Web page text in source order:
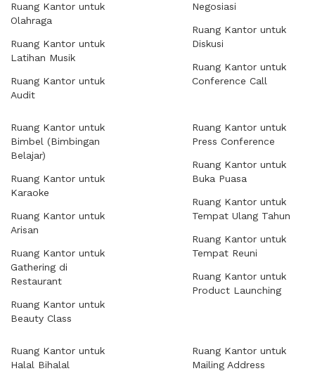
Ruang Kantor untuk
Olahraga
Ruang Kantor untuk
Latihan Musik
Ruang Kantor untuk
Audit
Negosiasi
Ruang Kantor untuk
Diskusi
Ruang Kantor untuk
Conference Call
Ruang Kantor untuk
Bimbel (Bimbingan
Belajar)
Ruang Kantor untuk
Karaoke
Ruang Kantor untuk
Arisan
Ruang Kantor untuk
Gathering di
Restaurant
Ruang Kantor untuk
Beauty Class
Ruang Kantor untuk
Press Conference
Ruang Kantor untuk
Buka Puasa
Ruang Kantor untuk
Tempat Ulang Tahun
Ruang Kantor untuk
Tempat Reuni
Ruang Kantor untuk
Product Launching
Ruang Kantor untuk
Halal Bihalal
Ruang Kantor untuk
Mailing Address